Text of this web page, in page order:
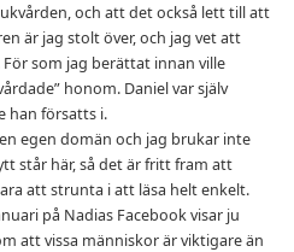
och att det också lett till att
är jag stolt över, och jag vet att
som jag berättat innan ville
honom. Daniel var själv
han försatts i.
egen domän och jag brukar inte
står här, så det är fritt fram att
att strunta i att läsa helt enkelt.
på Nadias Facebook visar ju
att vissa människor är viktigare än